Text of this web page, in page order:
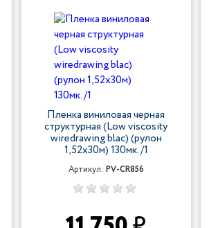
Пленка виниловая черная
структурная (Low viscosity
wiredrawing blac) (рулон
1,52х30м) 130мк. /1
Артикул: PV-CR856